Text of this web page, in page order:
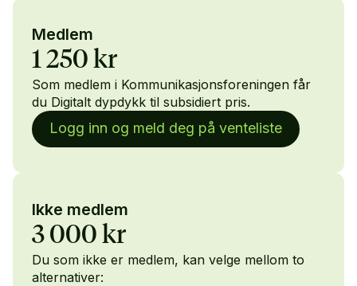
Adam Tzur er
kommunikasjonsleder
i SINTEF
Manufacturing
kompetanse.
Medlem
1 250 kr
Som medlem i Kommunikasjonsforeningen får
du Digitalt dypdykk til subsidiert pris.
Logg inn og meld deg på venteliste
Ikke medlem
3 000 kr
Du som ikke er medlem, kan velge mellom to
alternativer: